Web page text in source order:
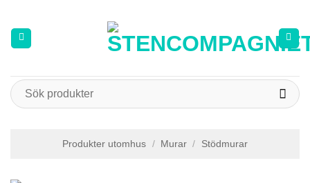
content
Sök
efter:
Produkter utomhus / Murar / Stödmurar